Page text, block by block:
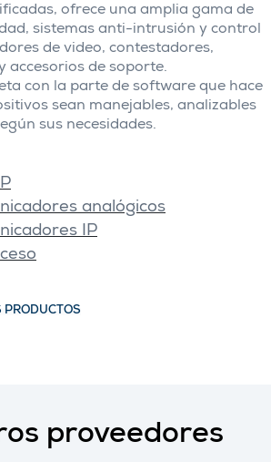
ofrece una amplia gama de
sistemas anti-intrusión y control
de video, contestadores,
accesorios de soporte.
con la parte de software que hace
sean manejables, analizables
sus necesidades.
analógicos
IP
PRODUCTOS
proveedores